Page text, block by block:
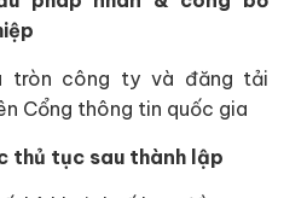
tròn công ty và đăng tải
Cổng thông tin quốc gia
thủ tục sau thành lập